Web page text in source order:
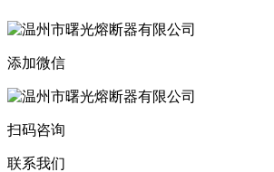
添加微信
扫码咨询
联系我们